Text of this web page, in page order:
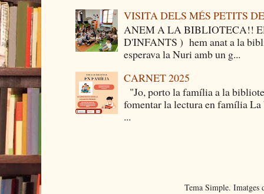
VISITA DELS MÉS PETITS
ANEM A LA BIBLIOTECA!!
D'INFANTS ) hem anat a la
esperava la Nuri amb un g...
CARNET 2025
"Jo, porto la família a la
fomentar la lectura en família
...
Tema Simple. Imatges